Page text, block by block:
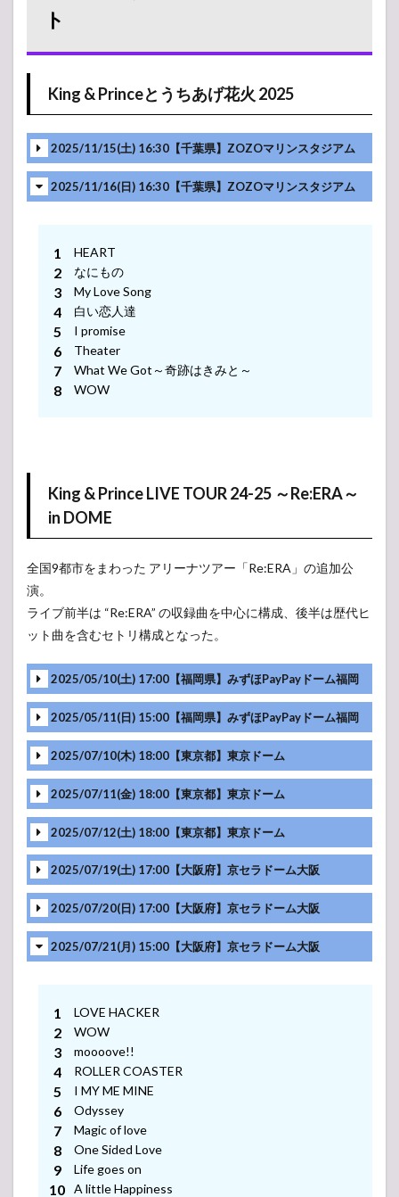
ンプリ）
ライブ・
ト
Prince
ARENA
TOUR
2022
in～
6.2
King
＆
Prince
First
TOUR
2022
Prince（キ
ンプリ）
ライブ・
コンサー
ットリス
7.1
King ＆
CONCERT
TOUR
2021～
Re:Sense
7.2
Johnny’s
Festival
～Thank
2021
Hello
2022～
ト
King & Princeとうちあげ花火 2025
2025/11/15(土) 16:30【千葉県】ZOZOマリンスタジアム
2025/11/16(日) 16:30【千葉県】ZOZOマリンスタジアム
HEART
なにもの
My Love Song
白い恋人達
I promise
Theater
What We Got～奇跡はきみと～
WOW
King & Prince LIVE TOUR 24-25 ～Re:ERA～
in DOME
全国9都市をまわった アリーナツアー「Re:ERA」の追加公
演。
ライブ前半は “Re:ERA” の収録曲を中心に構成、後半は歴代ヒ
ット曲を含むセトリ構成となった。
2025/05/10(土) 17:00【福岡県】みずほPayPayドーム福岡
MC
2025/05/11(日) 15:00【福岡県】みずほPayPayドーム福岡
MC
2025/07/10(木) 18:00【東京都】東京ドーム
MC
2025/07/11(金) 18:00【東京都】東京ドーム
MC
2025/07/12(土) 18:00【東京都】東京ドーム
2025/07/19(土) 17:00【大阪府】京セラドーム大阪
2025/07/20(日) 17:00【大阪府】京セラドーム大阪
2025/07/21(月) 15:00【大阪府】京セラドーム大阪
LOVE HACKER
WOW
moooove!!
ROLLER COASTER
I MY ME MINE
Odyssey
Magic of love
One Sided Love
Life goes on
A little Happiness